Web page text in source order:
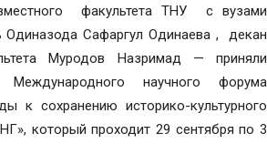
факультета ТНУ с вузами
Одиназода Сафаргул Одинаева , декан
Муродов Назримад — приняли
научного форума
к сохранению историко-культурного
который проходит 29 сентября по 3